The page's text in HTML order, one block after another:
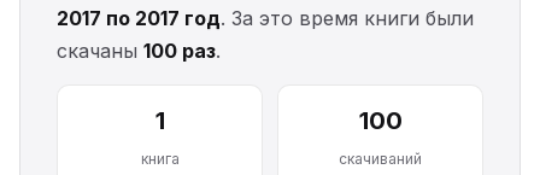
2017 по 2017 год. За это время книги были
скачаны 100 раз.
1
книга
100
скачиваний